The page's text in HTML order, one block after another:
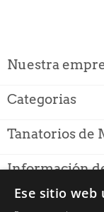
Nuestra
Categorias
Tanatorios de
Información
Ese sitio web